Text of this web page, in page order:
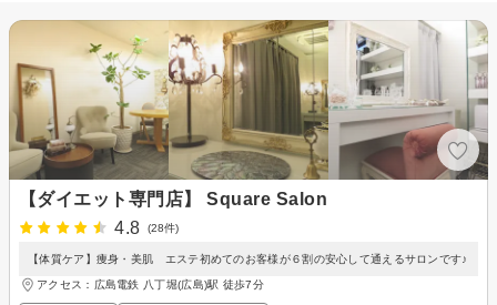
【ダイエット専門店】 Square Salon
4.8
(28件)
【体質ケア】痩身・美肌 エステ初めてのお客様が６割の安心して通えるサロンです♪
アクセス：広島電鉄 八丁堀(広島)駅 徒歩7分